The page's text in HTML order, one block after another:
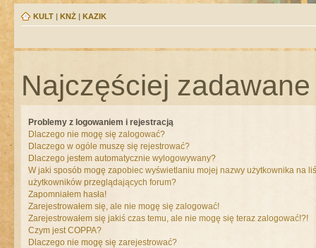
KULT | KNŻ | KAZIK
Najczęściej
Problemy z logowaniem i rejestracją
Dlaczego nie mogę się zalogować?
Dlaczego w ogóle muszę się rejestrować?
Dlaczego jestem automatycznie wylogowywany?
W jaki sposób mogę zapobiec wyświetlaniu mojej nazwy użytkownika na
użytkowników przeglądających forum?
Zapomniałem hasła!
Zarejestrowałem się, ale nie mogę się zalogować!
Zarejestrowałem się jakiś czas temu, ale nie mogę się teraz zalogować!?!
Czym jest COPPA?
Dlaczego nie mogę się zarejestrować?